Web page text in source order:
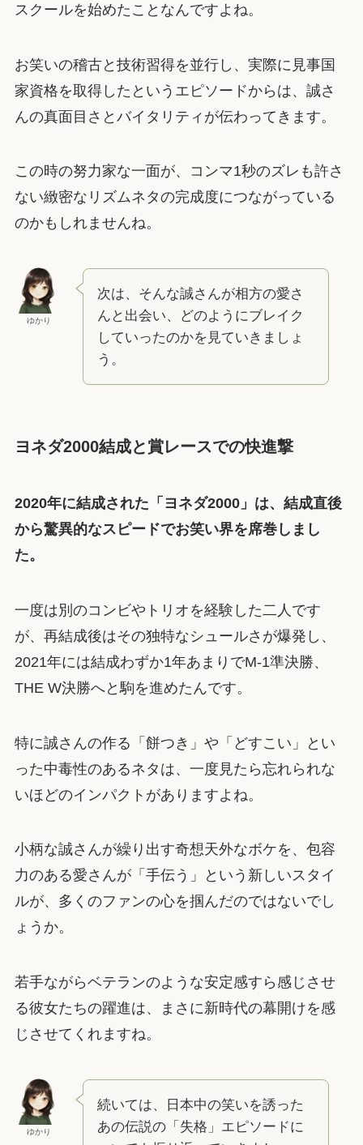
スクールを始めたことなんですよね。
お笑いの稽古と技術習得を並行し、実際に見事国
家資格を取得したというエピソードからは、誠さ
んの真面目さとバイタリティが伝わってきます。
この時の努力家な一面が、コンマ1秒のズレも許さ
ない緻密なリズムネタの完成度につながっている
のかもしれませんね。
ゆかり
次は、そんな誠さんが相方の愛さ
んと出会い、どのようにブレイク
していったのかを見ていきましょ
う。
ヨネダ2000結成と賞レースでの快進撃
2020年に結成された「ヨネダ2000」は、結成直後
から驚異的なスピードでお笑い界を席巻しまし
た。
一度は別のコンビやトリオを経験した二人です
が、再結成後はその独特なシュールさが爆発し、
2021年には結成わずか1年あまりでM-1準決勝、
THE W決勝へと駒を進めたんです。
特に誠さんの作る「餅つき」や「どすこい」とい
った中毒性のあるネタは、一度見たら忘れられな
いほどのインパクトがありますよね。
小柄な誠さんが繰り出す奇想天外なボケを、包容
力のある愛さんが「手伝う」という新しいスタイ
ルが、多くのファンの心を掴んだのではないでし
ょうか。
若手ながらベテランのような安定感すら感じさせ
る彼女たちの躍進は、まさに新時代の幕開けを感
じさせてくれますね。
ゆかり
続いては、日本中の笑いを誘った
あの伝説の「失格」エピソードに